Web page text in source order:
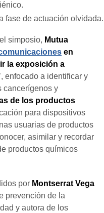
fase de actuación olvidada.
simposio, Mutua
en
la exposición a
’, enfocado a identificar y
cancerígenos y
de los productos
para dispositivos
usuarias de productos
asimilar y recordar
productos químicos
por Montserrat Vega
prevención de la
y autora de los